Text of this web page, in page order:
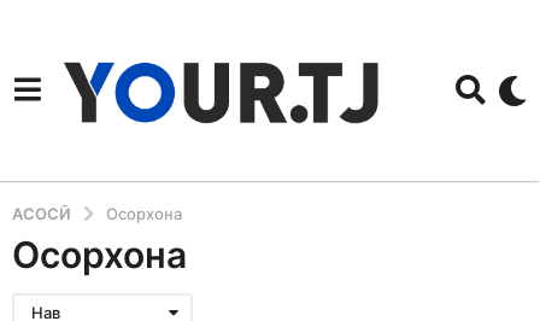
АСОСӢ Осорхона
Осорхона
Нав